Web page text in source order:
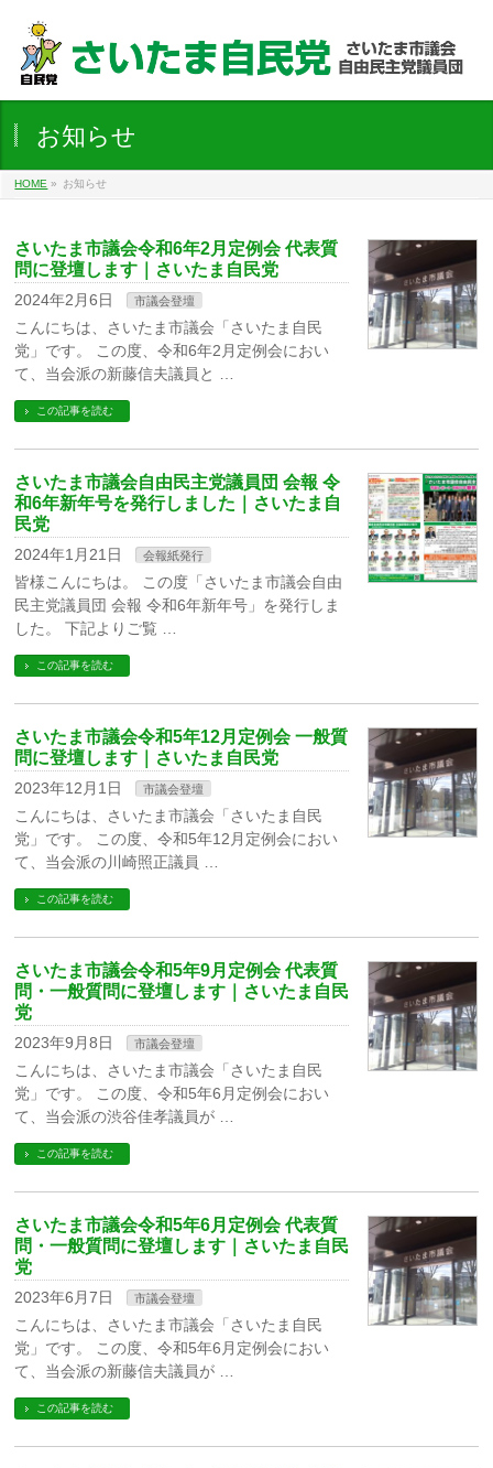
お知らせ
HOME » お知らせ
さいたま市議会令和6年2月定例会 代表質
問に登壇します｜さいたま自民党
2024年2月6日 市議会登壇
こんにちは、さいたま市議会「さいたま自民
党」です。 この度、令和6年2月定例会におい
て、当会派の新藤信夫議員と …
この記事を読む
さいたま市議会自由民主党議員団 会報 令
和6年新年号を発行しました｜さいたま自
民党
2024年1月21日 会報紙発行
皆様こんにちは。 この度「さいたま市議会自由
民主党議員団 会報 令和6年新年号」を発行しま
した。 下記よりご覧 …
この記事を読む
さいたま市議会令和5年12月定例会 一般質
問に登壇します｜さいたま自民党
2023年12月1日 市議会登壇
こんにちは、さいたま市議会「さいたま自民
党」です。 この度、令和5年12月定例会におい
て、当会派の川崎照正議員 …
この記事を読む
さいたま市議会令和5年9月定例会 代表質
問・一般質問に登壇します｜さいたま自民
党
2023年9月8日 市議会登壇
こんにちは、さいたま市議会「さいたま自民
党」です。 この度、令和5年6月定例会におい
て、当会派の渋谷佳孝議員が …
この記事を読む
さいたま市議会令和5年6月定例会 代表質
問・一般質問に登壇します｜さいたま自民
党
2023年6月7日 市議会登壇
こんにちは、さいたま市議会「さいたま自民
党」です。 この度、令和5年6月定例会におい
て、当会派の新藤信夫議員が …
この記事を読む